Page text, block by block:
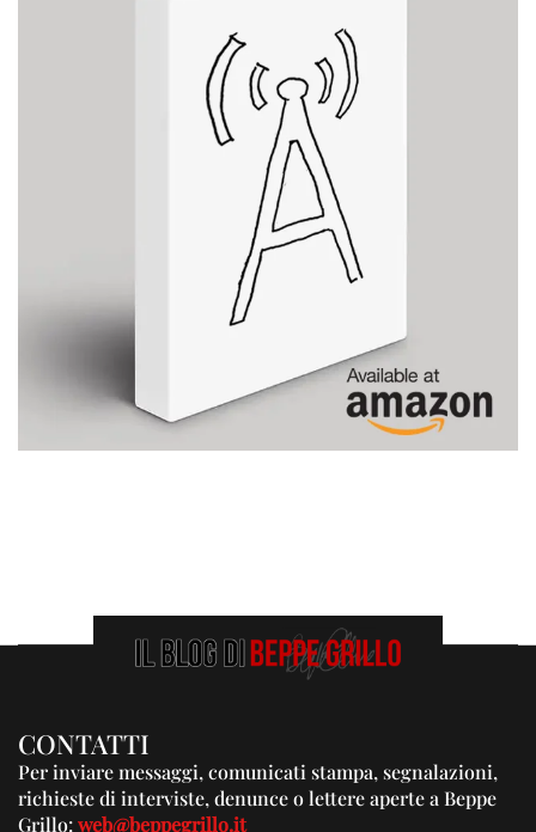
CONTATTI
Per inviare messaggi, comunicati stampa, segnalazioni,
richieste di interviste, denunce o lettere aperte a Beppe
Grillo:web@beppegrillo.it